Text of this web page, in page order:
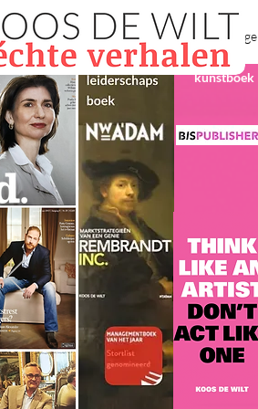
New Page
kunstboek